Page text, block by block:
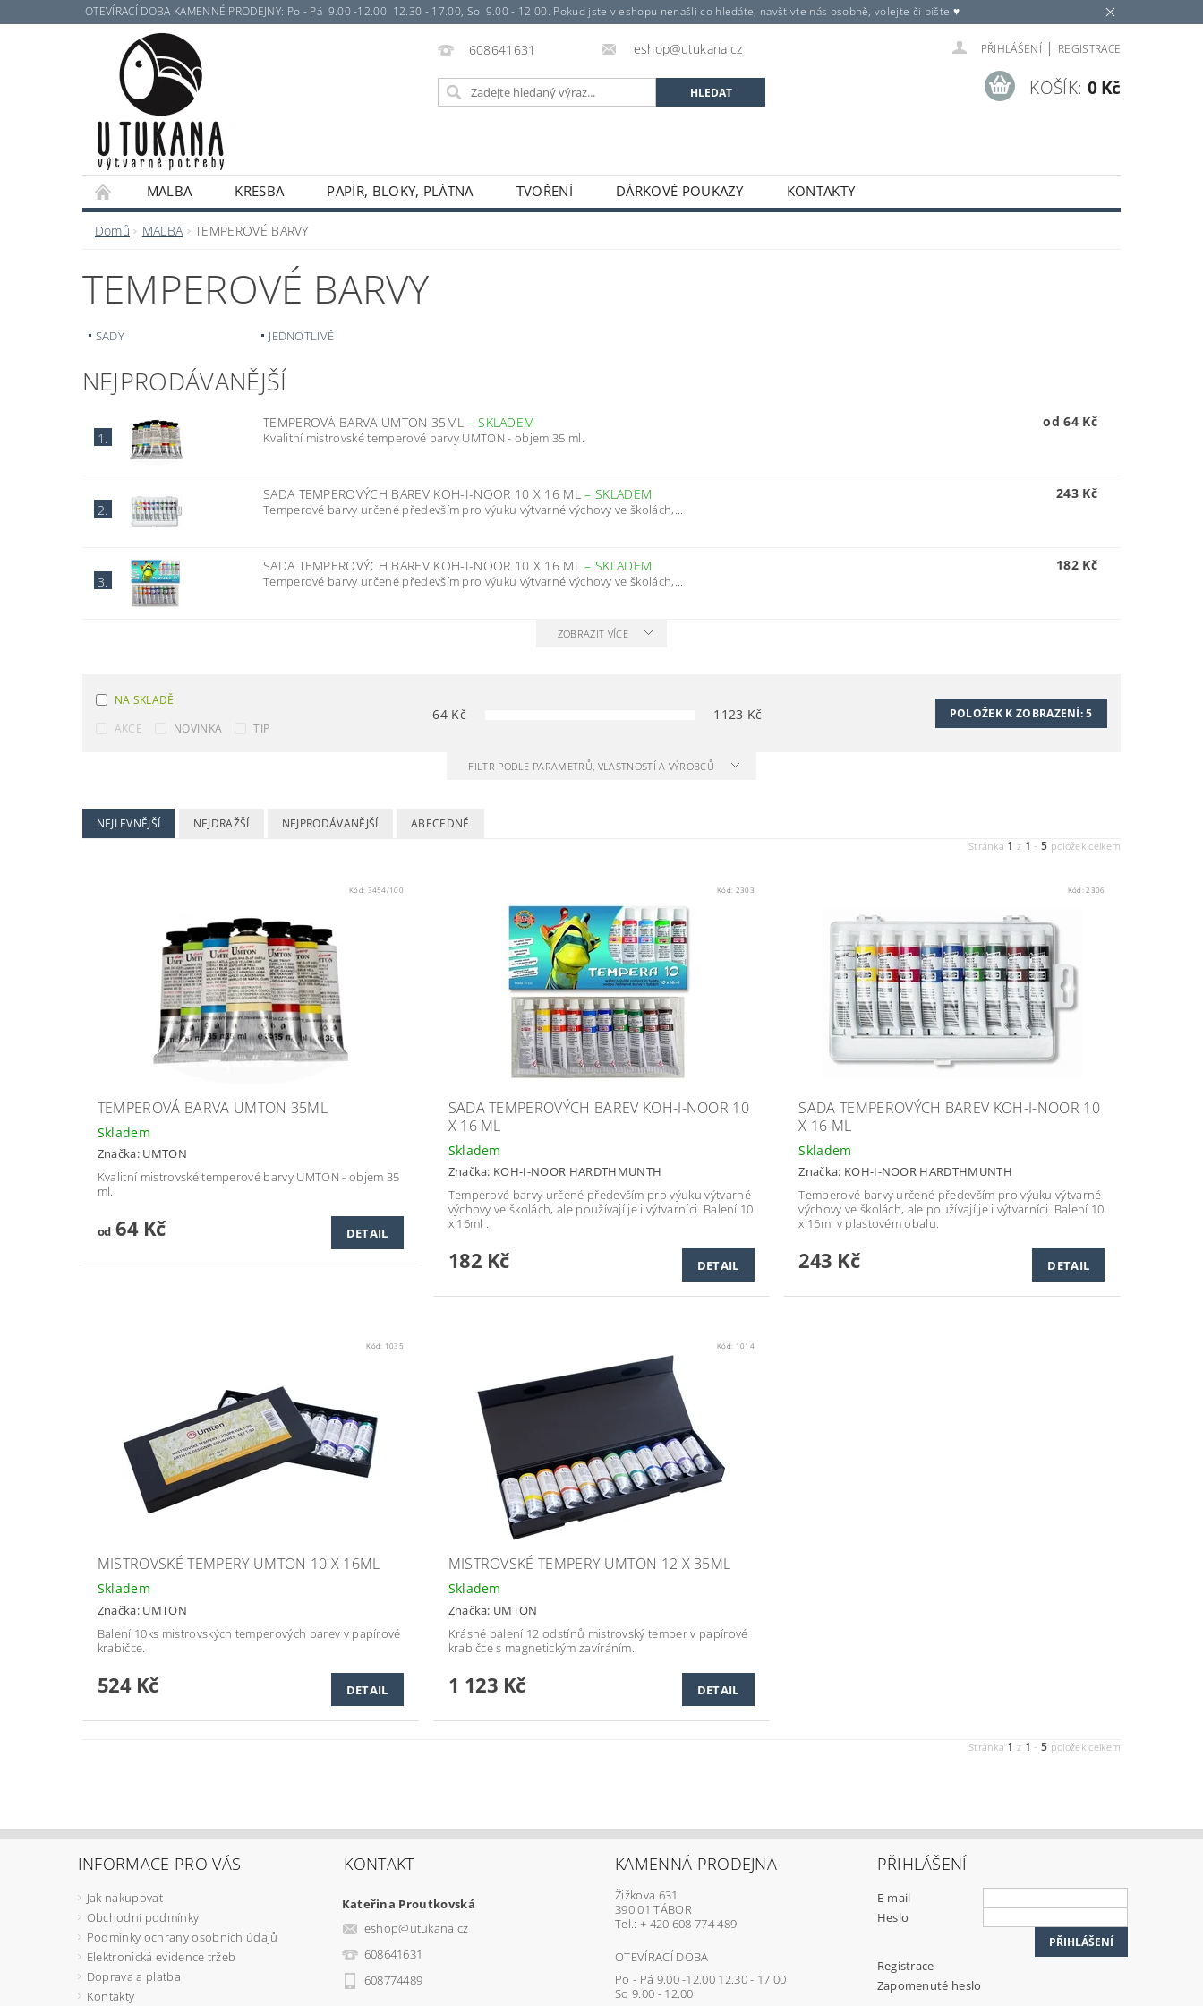
OTEVÍRACÍ DOBA KAMENNÉ PRODEJNY: Po - Pá 9.00 -12.00 12.30 - 17.00, So 9.00 - 12.00. Pokud jste v eshopu nenašli co hledáte, navštivte nás osobně, volejte či pište ♥
608641631 eshop@utukana.cz PŘIHLÁŠENÍ | REGISTRACE
KOŠÍK: 0 Kč
MALBA KRESBA PAPÍR, BLOKY, PLÁTNA TVOŘENÍ DÁRKOVÉ POUKAZY KONTAKTY
Domů MALBA TEMPEROVÉ BARVY
TEMPEROVÉ BARVY
SADY JEDNOTLIVĚ
NEJPRODÁVANĚJŠÍ
1.
TEMPEROVÁ BARVA UMTON 35ML – SKLADEM
Kvalitní mistrovské temperové barvy UMTON - objem 35 ml.
od 64 Kč
2.
SADA TEMPEROVÝCH BAREV KOH-I-NOOR 10 X 16 ML– SKLADEM
Temperové barvy určené především pro výuku výtvarné výchovy ve školách,...
243 Kč
3.
SADA TEMPEROVÝCH BAREV KOH-I-NOOR 10 X 16 ML– SKLADEM
Temperové barvy určené především pro výuku výtvarné výchovy ve školách,...
182 Kč
ZOBRAZIT VÍCE
NA SKLADĚ
AKCE
NOVINKA TIP
64 Kč 1123 Kč POLOŽEK K ZOBRAZENÍ:5
FILTR PODLE PARAMETRŮ, VLASTNOSTÍ A VÝROBCŮ
NEJLEVNĚJŠÍ NEJDRAŽŠÍ NEJPRODÁVANĚJŠÍ ABECEDNĚ
Stránka 1 z 1 -5 položek celkem
Kód: 3454/100
TEMPEROVÁ BARVA UMTON 35ML
Skladem
Značka: UMTON
Kvalitní mistrovské temperové barvy UMTON - objem 35
ml.
od64 Kč DETAIL
Kód: 2303
SADA TEMPEROVÝCH BAREV KOH-I-NOOR 10
X 16 ML
Skladem
Značka: KOH-I-NOOR HARDTHMUNTH
Temperové barvy určené především pro výuku výtvarné
výchovy ve školách, ale používají je i výtvarníci. Balení 10
x 16ml .
182 Kč DETAIL
Kód:2306
SADA TEMPEROVÝCH BAREV KOH-I-NOOR 10
X 16 ML
Skladem
Značka: KOH-I-NOOR HARDTHMUNTH
Temperové barvy určené především pro výuku výtvarné
výchovy ve školách, ale používají je i výtvarníci. Balení 10
x 16ml v plastovém obalu.
243 Kč DETAIL
Kód: 1035
MISTROVSKÉ TEMPERY UMTON 10 X 16ML
Skladem
Značka: UMTON
Balení 10ks mistrovských temperových barev v papírové
krabičce.
524 Kč DETAIL
Kód: 1014
MISTROVSKÉ TEMPERY UMTON 12 X 35ML
Skladem
Značka: UMTON
Krásné balení 12 odstínů mistrovský temper v papírové
krabičce s magnetickým zavíráním.
1 123 Kč DETAIL
Stránka 1 z 1 -5 položek celkem
INFORMACE PRO VÁS
Jak nakupovat
Obchodní podmínky
Podmínky ochrany osobních údajů
Elektronická evidence tržeb
Doprava a platba
Kontakty
KONTAKT
Kateřina Proutkovská
eshop@utukana.cz
608641631
608774489
KAMENNÁ PRODEJNA
Žižkova 631
390 01 TÁBOR
Tel.: + 420 608 774 489
OTEVÍRACÍ DOBA
Po - Pá 9.00 -12.00 12.30 - 17.00
So 9.00 - 12.00
PŘIHLÁŠENÍ
E-mail
Heslo
Registrace
Zapomenuté heslo